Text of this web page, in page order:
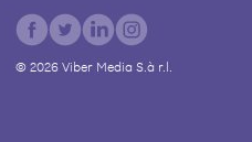
© 2026Viber Media S.à r.l.